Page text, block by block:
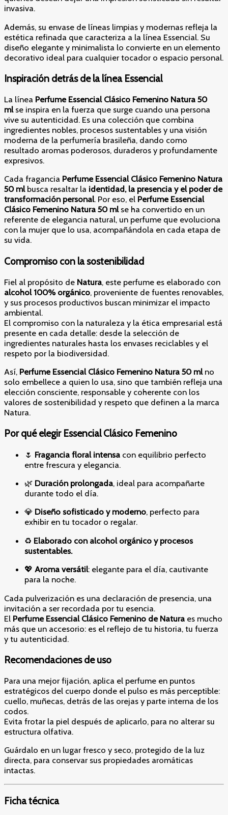
invasiva.
Además, su envase de líneas limpias y modernas refleja la
estética refinada que caracteriza a la línea Essencial. Su
diseño elegante y minimalista lo convierte en un elemento
decorativo ideal para cualquier tocador o espacio personal.
Inspiración detrás de la línea Essencial
La línea Perfume Essencial Clásico Femenino Natura 50
mlse inspira en la fuerza que surge cuando una persona
vive su autenticidad. Es una colección que combina
ingredientes nobles, procesos sustentables y una visión
moderna de la perfumería brasileña, dando como
resultado aromas poderosos, duraderos y profundamente
expresivos.
Cada fragancia Perfume Essencial Clásico Femenino Natura
50 mlbusca resaltar la identidad, la presencia y el poder de
transformación personal. Por eso, el Perfume Essencial
Clásico Femenino Natura 50 mlse ha convertido en un
referente de elegancia natural, un perfume que evoluciona
con la mujer que lo usa, acompañándola en cada etapa de
su vida.
Compromiso con la sostenibilidad
Fiel al propósito de Natura, este perfume es elaborado con
alcohol 100% orgánico, proveniente de fuentes renovables,
y sus procesos productivos buscan minimizar el impacto
ambiental.
El compromiso con la naturaleza y la ética empresarial está
presente en cada detalle: desde la selección de
ingredientes naturales hasta los envases reciclables y el
respeto por la biodiversidad.
Así, Perfume Essencial Clásico Femenino Natura 50 mlno
solo embellece a quien lo usa, sino que también refleja una
elección consciente, responsable y coherente con los
valores de sostenibilidad y respeto que definen a la marca
Natura.
Por qué elegir Essencial Clásico Femenino
🌷 Fragancia floral intensa con equilibrio perfecto
entre frescura y elegancia.
🌿 Duración prolongada, ideal para acompañarte
durante todo el día.
💎 Diseño sofisticado y moderno, perfecto para
exhibir en tu tocador o regalar.
♻️ Elaborado con alcohol orgánico y procesos
sustentables.
💖 Aroma versátil: elegante para el día, cautivante
para la noche.
Cada pulverización es una declaración de presencia, una
invitación a ser recordada por tu esencia.
El Perfume Essencial Clásico Femenino de Natura es mucho
más que un accesorio: es el reflejo de tu historia, tu fuerza
y tu autenticidad.
Recomendaciones de uso
Para una mejor fijación, aplica el perfume en puntos
estratégicos del cuerpo donde el pulso es más perceptible:
cuello, muñecas, detrás de las orejas y parte interna de los
codos.
Evita frotar la piel después de aplicarlo, para no alterar su
estructura olfativa.
Guárdalo en un lugar fresco y seco, protegido de la luz
directa, para conservar sus propiedades aromáticas
intactas.
Ficha técnica